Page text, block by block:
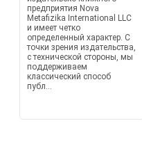
предприятия Nova
Metafizika International LLC
и имеет четко
определенный характер. С
точки зрения издательства,
с технической стороны, мы
поддерживаем
классический способ
публ...